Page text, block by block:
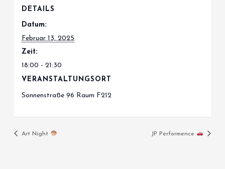
DETAILS
Datum:
Februar 13, 2025
Zeit:
18:00 - 21:30
VERANSTALTUNGSORT
Sonnenstraße 96 Raum F212
Art Night JP Performence